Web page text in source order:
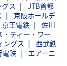
ス
JTB首都
京阪ホールデ
京王電鉄
佐川
・ティー・ワー
ングス
西武鉄
電鉄
エアーニ